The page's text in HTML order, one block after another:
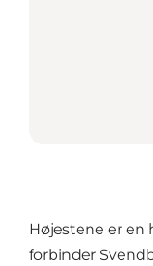
Højestene er
forbinder